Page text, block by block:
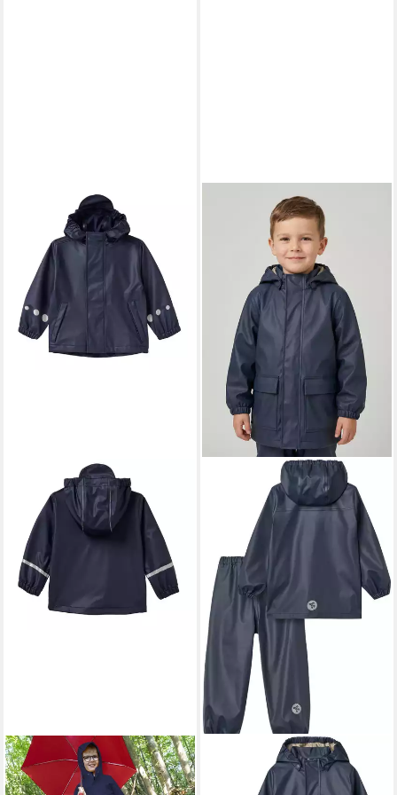
JAKO-ORegen- und
Matschjacke JAKO-O
Regenjacke Rainwear
Ola Set (Set, 2-St) mit